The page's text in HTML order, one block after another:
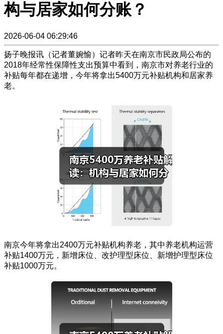
构与居家如何分账？
2026-06-04 06:29:46
扬子晚报讯（记者董婉愉）记者昨天在南京市民政局公布的
2018年经常性保障性支出预算中看到，南京市对养老行业的
补贴每年都在递增，今年将拿出5400万元补贴机构和居家养
老。
南京今年将拿出2400万元补贴机构养老，其中养老机构运营
补贴1400万元，新增床位、改护理型床位、新增护理型床位
补贴1000万元。